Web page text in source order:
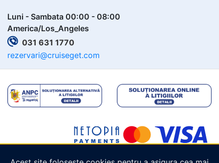
Luni - Sambata 00:00 - 08:00
America/Los_Angeles
031 631 1770
rezervari@cruiseget.com